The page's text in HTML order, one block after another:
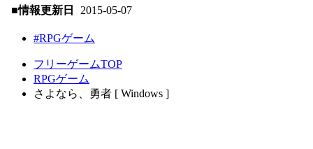
■情報更新日 2015-05-07
#RPGゲーム
フリーゲームTOP
RPGゲーム
さよなら、勇者 [ Windows ]